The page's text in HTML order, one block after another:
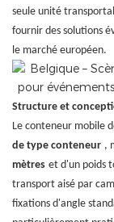
seule unité
fournir des solutions
le marché européen.
Structure et
Le conteneur mobile
de type conteneur ,
mètres et d'un poids
transport aisé par
fixations d'angle